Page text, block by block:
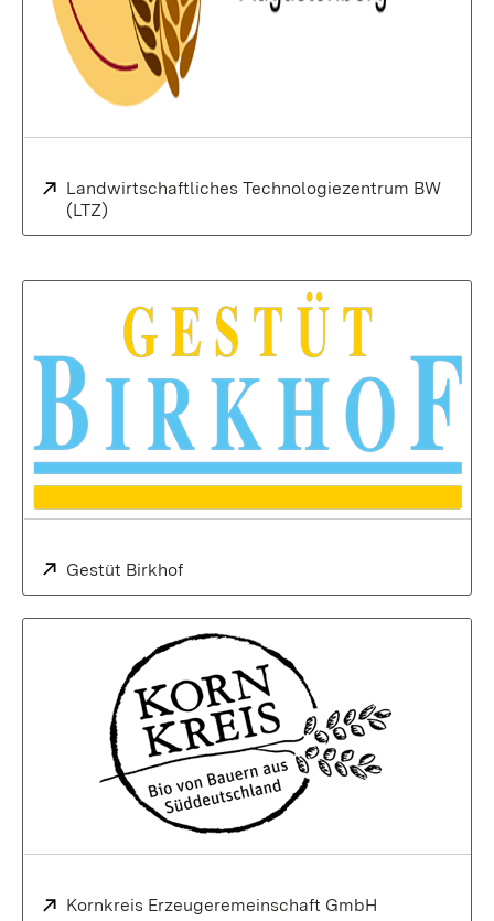
Extern:
Landwirtschaftliches Technologiezentrum BW
(LTZ)
Extern:
Gestüt Birkhof
Extern:
Kornkreis Erzeugeremeinschaft GmbH